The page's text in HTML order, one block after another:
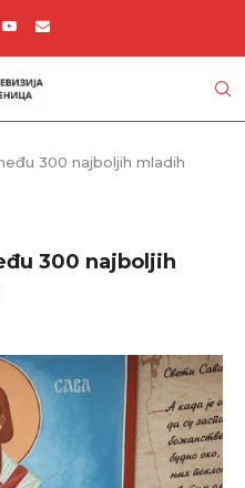
300 najboljih mladih
300 najboljih